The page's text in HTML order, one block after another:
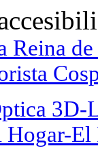
Reina
3D-